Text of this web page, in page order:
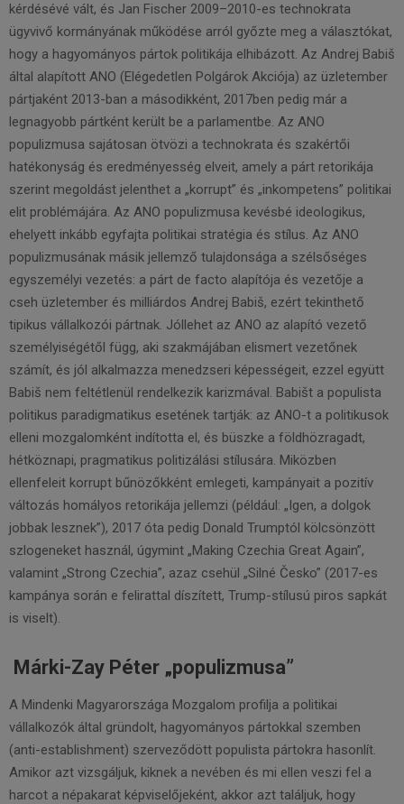
kérdésévé vált, és Jan Fischer 2009–2010-es technokrata
ügyvivő kormányának működése arról győzte meg a választókat,
hogy a hagyományos pártok politikája elhibázott. Az Andrej Babiš
által alapított ANO (Elégedetlen Polgárok Akciója) az üzletember
pártjaként 2013-ban a másodikként, 2017ben pedig már a
legnagyobb pártként került be a parlamentbe. Az ANO
populizmusa sajátosan ötvözi a technokrata és szakértői
hatékonyság és eredményesség elveit, amely a párt retorikája
szerint megoldást jelenthet a „korrupt” és „inkompetens” politikai
elit problémájára. Az ANO populizmusa kevésbé ideologikus,
ehelyett inkább egyfajta politikai stratégia és stílus. Az ANO
populizmusának másik jellemző tulajdonsága a szélsőséges
egyszemélyi vezetés: a párt de facto alapítója és vezetője a
cseh üzletember és milliárdos Andrej Babiš, ezért tekinthető
tipikus vállalkozói pártnak. Jóllehet az ANO az alapító vezető
személyiségétől függ, aki szakmájában elismert vezetőnek
számít, és jól alkalmazza menedzseri képességeit, ezzel együtt
Babiš nem feltétlenül rendelkezik karizmával. Babišt a populista
politikus paradigmatikus esetének tartják: az ANO-t a politikusok
elleni mozgalomként indította el, és büszke a földhözragadt,
hétköznapi, pragmatikus politizálási stílusára. Miközben
ellenfeleit korrupt bűnözőkként emlegeti, kampányait a pozitív
változás homályos retorikája jellemzi (például: „Igen, a dolgok
jobbak lesznek”), 2017 óta pedig Donald Trumptól kölcsönzött
szlogeneket használ, úgymint „Making Czechia Great Again”,
valamint „Strong Czechia”, azaz csehül „Silné Česko” (2017-es
kampánya során e felirattal díszített, Trump-stílusú piros sapkát
is viselt).
Márki-Zay Péter „populizmusa”
A Mindenki Magyarországa Mozgalom profilja a politikai
vállalkozók által gründolt, hagyományos pártokkal szemben
(anti-establishment) szerveződött populista pártokra hasonlít.
Amikor azt vizsgáljuk, kiknek a nevében és mi ellen veszi fel a
harcot a népakarat képviselőjeként, akkor azt találjuk, hogy